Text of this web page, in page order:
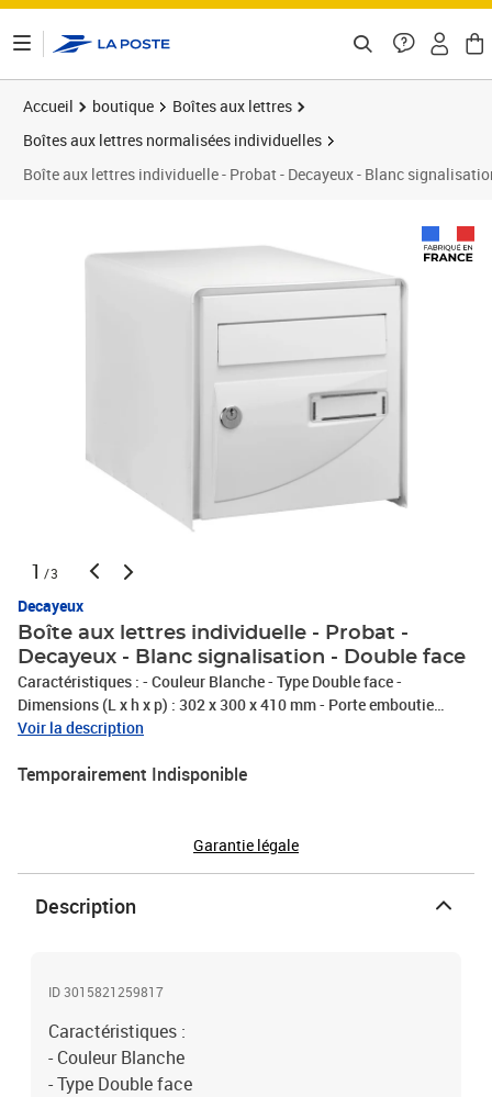
Accueil boutique
Boîtes aux lettres
Boîtes aux lettres normalisées individuelles
Boîte aux lettres individuelle - Probat - Decayeux - Blanc
1 /3
Decayeux
Boîte aux lettres individuelle - Probat -
Decayeux - Blanc signalisation - Double face
Caractéristiques : - Couleur Blanche - Type Double face -
Dimensions (L x h x p) : 302 x 300 x 410 mm - Porte emboutie
renforçant la rigidité - Tôle d’acier électrozinguée - Goulotte
à la norme N.F.D 27-405 - Fabrication française - Vendu par : 1
Voir la description
Temporairement Indisponible
Garantie légale
Description
ID 3015821259817
Caractéristiques :
- Couleur Blanche
- Type Double face